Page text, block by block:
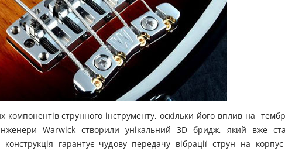
струнного інструменту, оскільки його вплив на тембр
Warwick створили унікальний 3D бридж, який вже
гарантує чудову передачу вібрації струн на корпус